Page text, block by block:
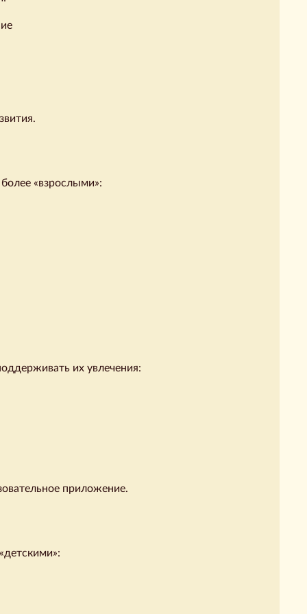
«взрослыми»:
их увлечения:
приложение.